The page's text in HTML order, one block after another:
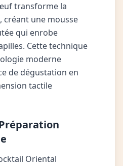
transforme la
créant une mousse
qui enrobe
Cette technique
moderne
de dégustation en
tactile
Oriental